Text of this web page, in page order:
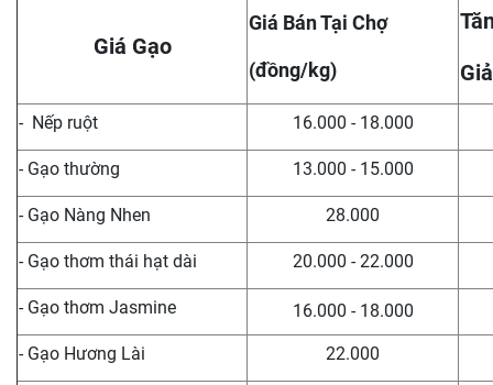
Giá Gạo
Giá Bán Tại Chợ
(đồng/kg)
- Nếp ruột 16.000 - 18.000
- Gạo thường 13.000 - 15.000
- Gạo Nàng Nhen 28.000
- Gạo thơm thái hạt dài 20.000 - 22.000
- Gạo thơm Jasmine 16.000 - 18.000
- Gạo Hương Lài 22.000